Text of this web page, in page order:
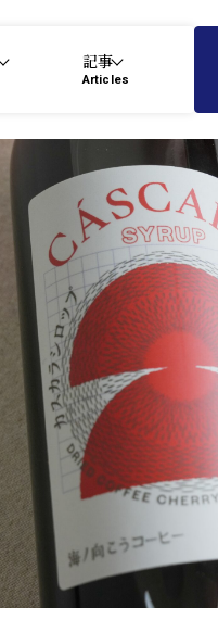
記事
Articles